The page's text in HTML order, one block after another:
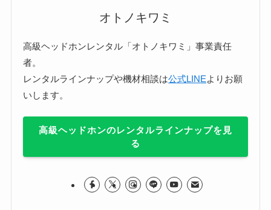
オトノキワミ
高級ヘッドホンレンタル「オトノキワミ」事業責任
者。
レンタルラインナップや機材相談は公式LINEよりお願
いします。
高級ヘッドホンのレンタルラインナップを見
る